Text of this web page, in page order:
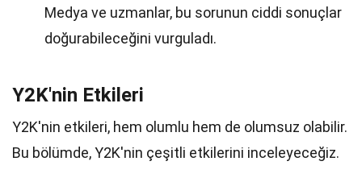
Medya ve uzmanlar, bu sorunun ciddi sonuçlar
doğurabileceğini vurguladı.
Y2K'nin Etkileri
Y2K'nin etkileri, hem olumlu hem de olumsuz olabilir.
Bu bölümde, Y2K'nin çeşitli etkilerini inceleyeceğiz.